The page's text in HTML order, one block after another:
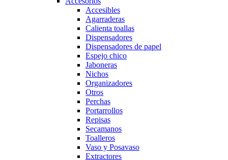
Accesibles
Agarraderas
Calienta toallas
Dispensadores
Dispensadores de papel
Espejo chico
Jaboneras
Nichos
Organizadores
Otros
Perchas
Portarrollos
Repisas
Secamanos
Toalleros
Vaso y Posavaso
Extractores